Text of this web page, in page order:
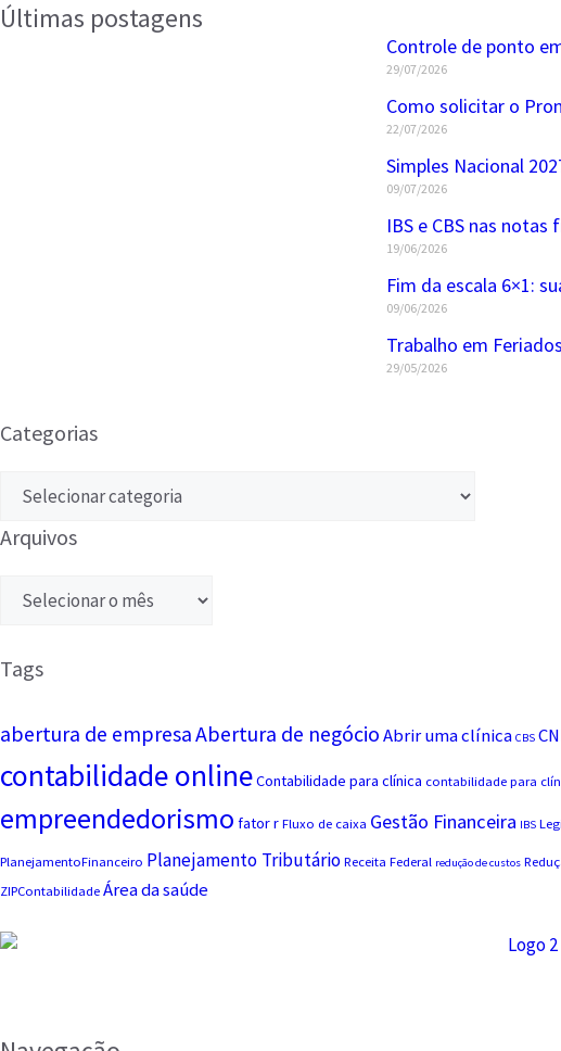
Últimas postagens
Controle de ponto
29/07/2026
Como solicitar o
22/07/2026
Simples Nacional
09/07/2026
IBS e CBS nas
19/06/2026
Fim da escala 6×1:
09/06/2026
Trabalho em
29/05/2026
Categorias
Arquivos
Tags
abertura de empresaAbertura de negócioAbrir uma clínica CBS
contabilidade onlineContabilidade para clínica contabilidade para
empreendedorismo fator r Fluxo de caixa Gestão Financeira IBS
PlanejamentoFinanceiro Planejamento Tributário Receita Federal redução de custos
ZIPContabilidade Área da saúde